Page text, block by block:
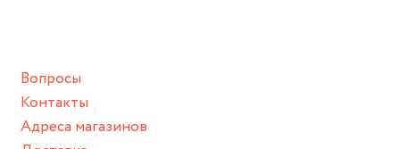
спортивный инвентарь).
Храните изделие в сухом месте.
Для надежного хранения мы доставляем все изделия в
Вопросы
Контакты
Адреса магазинов